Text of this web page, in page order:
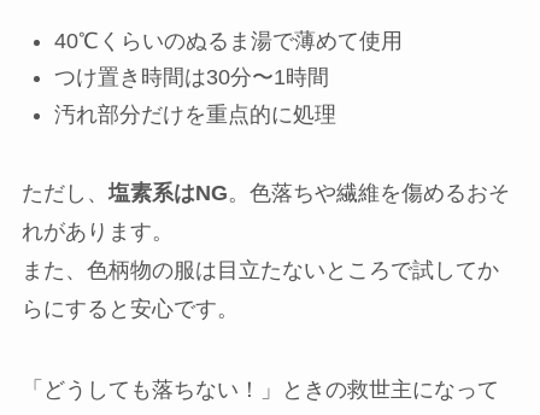
40℃くらいのぬるま湯で薄めて使用
つけ置き時間は30分〜1時間
汚れ部分だけを重点的に処理
ただし、 塩素系はNG。色落ちや繊維を傷めるおそ
れがあります。
また、色柄物の服は目立たないところで試してか
らにすると安心です。
「どうしても落ちない！」ときの救世主になって